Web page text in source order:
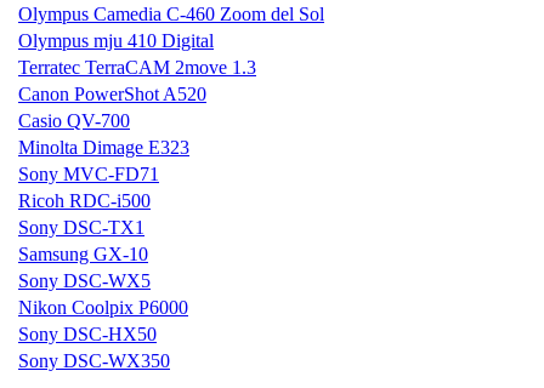
Olympus Camedia C-460 Zoom del Sol
Olympus mju 410 Digital
Terratec TerraCAM 2move 1.3
Canon PowerShot A520
Casio QV-700
Minolta Dimage E323
Sony MVC-FD71
Ricoh RDC-i500
Sony DSC-TX1
Samsung GX-10
Sony DSC-WX5
Nikon Coolpix P6000
Sony DSC-HX50
Sony DSC-WX350